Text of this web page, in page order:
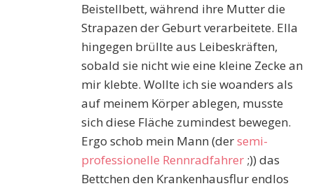
Beistellbett, während ihre Mutter die
Strapazen der Geburt verarbeitete. Ella
hingegen brüllte aus Leibeskräften,
sobald sie nicht wie eine kleine Zecke an
mir klebte. Wollte ich sie woanders als
auf meinem Körper ablegen, musste
sich diese Fläche zumindest bewegen.
Ergo schob mein Mann (dersemi-
professionelle Rennradfahrer ;)) das
Bettchen den Krankenhausflur endlos